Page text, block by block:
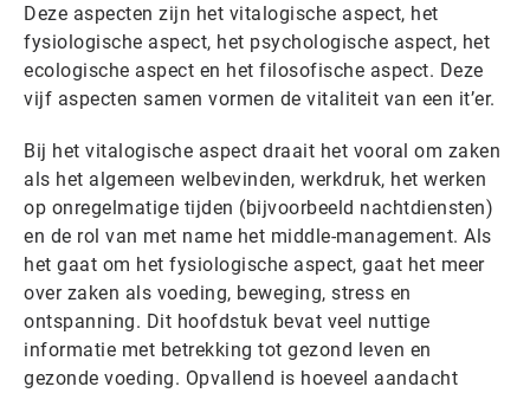
Deze aspecten zijn het vitalogische aspect, het
fysiologische aspect, het psychologische aspect, het
ecologische aspect en het filosofische aspect. Deze
vijf aspecten samen vormen de vitaliteit van een it’er.
Bij het vitalogische aspect draait het vooral om zaken
als het algemeen welbevinden, werkdruk, het werken
op onregelmatige tijden (bijvoorbeeld nachtdiensten)
en de rol van met name het middle-management. Als
het gaat om het fysiologische aspect, gaat het meer
over zaken als voeding, beweging, stress en
ontspanning. Dit hoofdstuk bevat veel nuttige
informatie met betrekking tot gezond leven en
gezonde voeding. Opvallend is hoeveel aandacht